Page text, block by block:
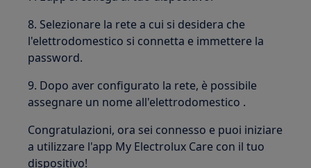
8. Selezionare la rete a cui si desidera che
l'elettrodomestico si connetta e immettere la
password.
9. Dopo aver configurato la rete, è possibile
assegnare un nome all'elettrodomestico .
Congratulazioni, ora sei connesso e puoi iniziare
a utilizzare l'app My Electrolux Care con il tuo
dispositivo!